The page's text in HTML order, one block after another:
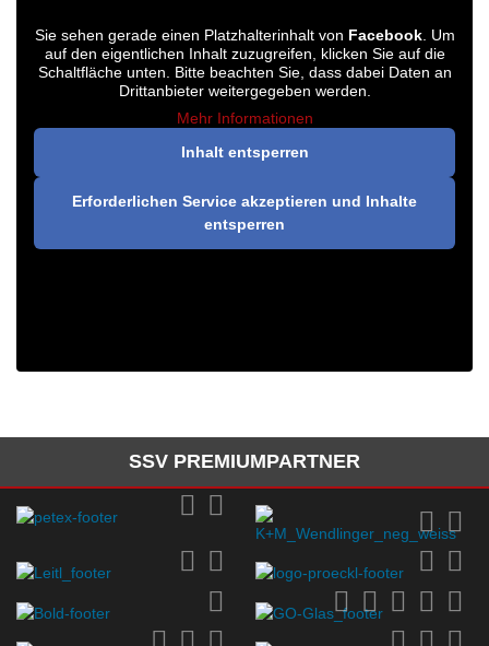
Sie sehen gerade einen Platzhalterinhalt von Facebook. Um
auf den eigentlichen Inhalt zuzugreifen, klicken Sie auf die
Schaltfläche unten. Bitte beachten Sie, dass dabei Daten an
Drittanbieter weitergegeben werden.
Mehr Informationen
Inhalt entsperren
Erforderlichen Service akzeptieren und Inhalte
entsperren
SSV PREMIUMPARTNER